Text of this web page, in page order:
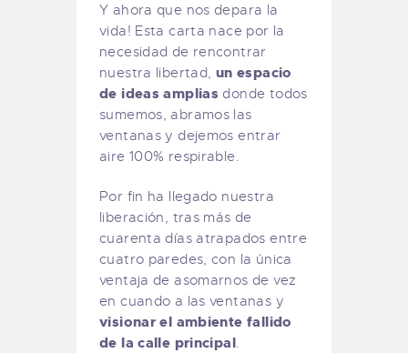
Y ahora que nos depara la
vida! Esta carta nace por la
necesidad de rencontrar
nuestra libertad, un espacio
de ideas amplias donde todos
sumemos, abramos las
ventanas y dejemos entrar
aire 100% respirable.
Por fin ha llegado nuestra
liberación, tras más de
cuarenta días atrapados entre
cuatro paredes, con la única
ventaja de asomarnos de vez
en cuando a las ventanas y
visionar el ambiente fallido
de la calle principal.